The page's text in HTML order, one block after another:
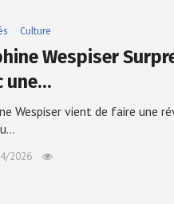
Culture
Wespiser
une…
Wespiser vient de faire une
2026